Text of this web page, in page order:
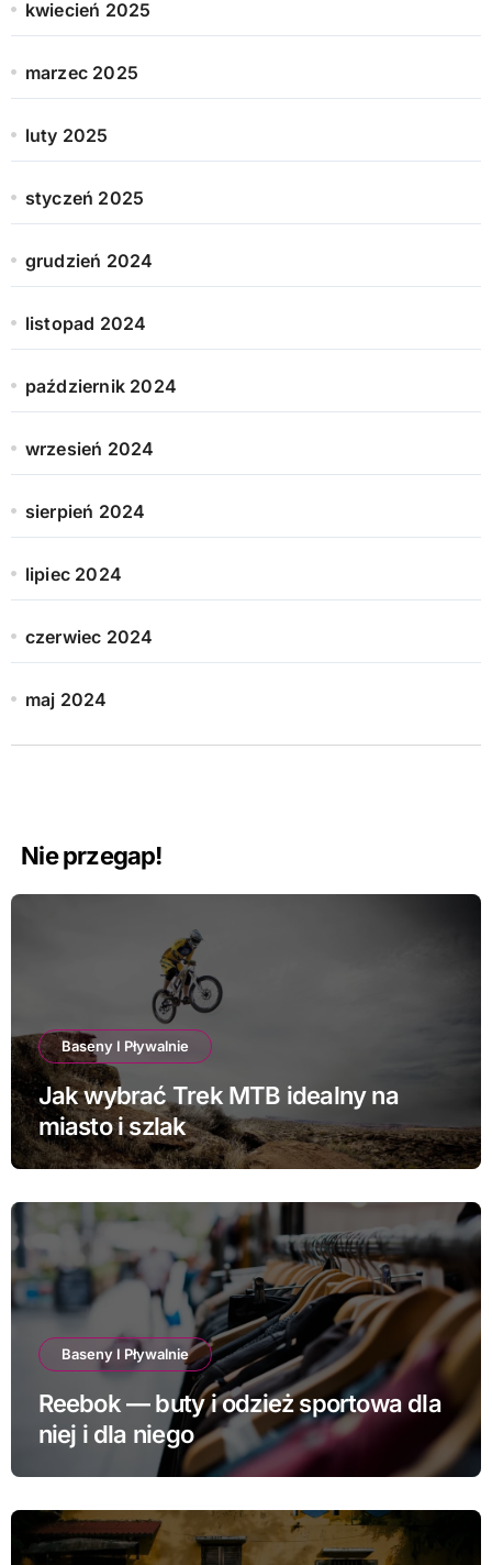
kwiecień 2025
marzec 2025
luty 2025
styczeń 2025
grudzień 2024
listopad 2024
październik 2024
wrzesień 2024
sierpień 2024
lipiec 2024
czerwiec 2024
maj 2024
Nie przegap!
Baseny I Pływalnie
Jak wybrać Trek MTB idealny na
miasto i szlak
Baseny I Pływalnie
Reebok — buty i odzież sportowa dla
niej i dla niego